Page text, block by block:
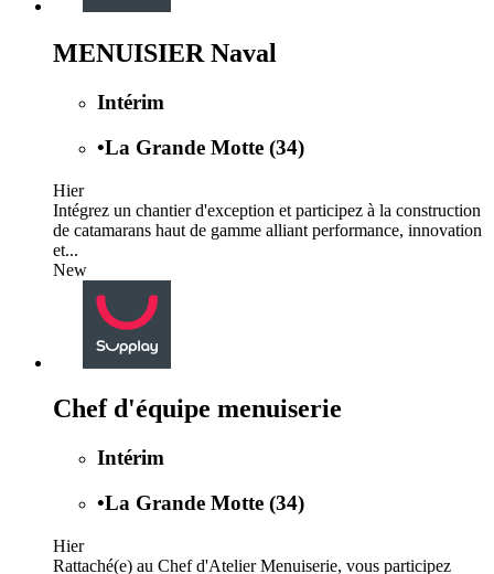
MENUISIER Naval
Intérim
•La Grande Motte (34)
Hier
Intégrez un chantier d'exception et participez à la construction
de catamarans haut de gamme alliant performance, innovation
et...
New
Chef d'équipe menuiserie
Intérim
•La Grande Motte (34)
Hier
Rattaché(e) au Chef d'Atelier Menuiserie, vous participez